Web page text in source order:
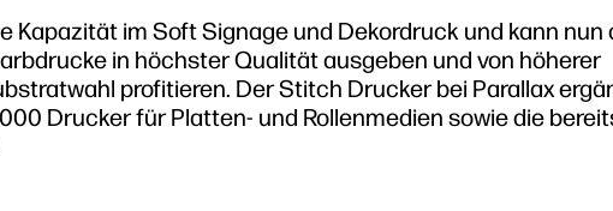
Kapazität im Soft Signage und Dekordruck und kann nun
in höchster Qualität ausgeben und von höherer
profitieren. Der Stitch Drucker bei Parallax
Drucker für Platten- und Rollenmedien sowie die